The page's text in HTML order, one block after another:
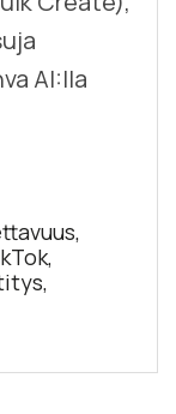
AI:lla